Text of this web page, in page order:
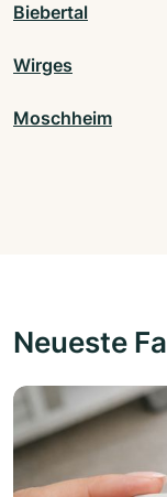
Biebertal
Wirges
Moschheim
Neueste